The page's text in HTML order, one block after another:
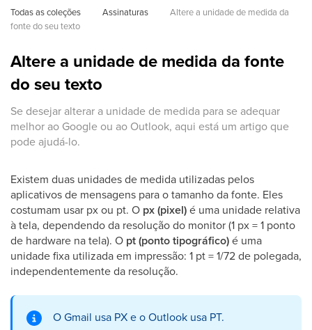
Todas as coleções Assinaturas
Altere a unidade de medida da
fonte do seu texto
Altere a unidade de medida da fonte
do seu texto
Se desejar alterar a unidade de medida para se adequar
melhor ao Google ou ao Outlook, aqui está um artigo que
pode ajudá-lo.
Existem duas unidades de medida utilizadas pelos
aplicativos de mensagens para o tamanho da fonte. Eles
costumam usar px ou pt. O px (pixel)é uma unidade relativa
à tela, dependendo da resolução do monitor (1 px = 1 ponto
de hardware na tela). O pt (ponto tipográfico)é uma
unidade fixa utilizada em impressão: 1 pt = 1/72 de polegada,
independentemente da resolução.
O Gmail usa PX e o Outlook usa PT.